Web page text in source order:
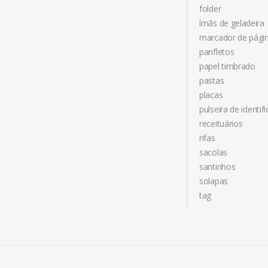
folder
ímãs de geladeira
marcador de
panfletos
papel timbrado
pastas
placas
pulseira de
receituários
rifas
sacolas
santinhos
solapas
tag